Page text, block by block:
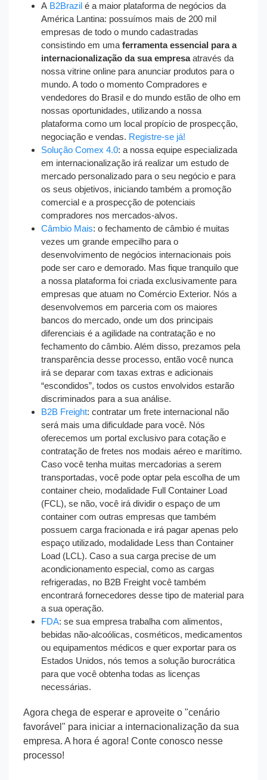
A B2Brazil é a maior plataforma de negócios da
América Lantina: possuímos mais de 200 mil
empresas de todo o mundo cadastradas
consistindo em uma ferramenta essencial para a
internacionalização da sua empresaatravés da
nossa vitrine online para anunciar produtos para o
mundo. A todo o momento Compradores e
vendedores do Brasil e do mundo estão de olho em
nossas oportunidades, utilizando a nossa
plataforma como um local propício de prospecção,
negociação e vendas. Registre-se já!
Solução Comex 4.0: a nossa equipe especializada
em internacionalização irá realizar um estudo de
mercado personalizado para o seu negócio e para
os seus objetivos, iniciando também a promoção
comercial e a prospecção de potenciais
compradores nos mercados-alvos.
Câmbio Mais: o fechamento de câmbio é muitas
vezes um grande empecilho para o
desenvolvimento de negócios internacionais pois
pode ser caro e demorado. Mas fique tranquilo que
a nossa plataforma foi criada exclusivamente para
empresas que atuam no Comércio Exterior. Nós a
desenvolvemos em parceria com os maiores
bancos do mercado, onde um dos principais
diferenciais é a agilidade na contratação e no
fechamento do câmbio. Além disso, prezamos pela
transparência desse processo, então você nunca
irá se deparar com taxas extras e adicionais
“escondidos”, todos os custos envolvidos estarão
discriminados para a sua análise.
B2B Freight: contratar um frete internacional não
será mais uma dificuldade para você. Nós
oferecemos um portal exclusivo para cotação e
contratação de fretes nos modais aéreo e marítimo.
Caso você tenha muitas mercadorias a serem
transportadas, você pode optar pela escolha de um
container cheio, modalidade Full Container Load
(FCL), se não, você irá dividir o espaço de um
container com outras empresas que também
possuem carga fracionada e irá pagar apenas pelo
espaço utilizado, modalidade Less than Container
Load (LCL). Caso a sua carga precise de um
acondicionamento especial, como as cargas
refrigeradas, no B2B Freight você também
encontrará fornecedores desse tipo de material para
a sua operação.
FDA: se sua empresa trabalha com alimentos,
bebidas não-alcoólicas, cosméticos, medicamentos
ou equipamentos médicos e quer exportar para os
Estados Unidos, nós temos a solução burocrática
para que você obtenha todas as licenças
necessárias.
Agora chega de esperar e aproveite o "cenário
favorável" para iniciar a internacionalização da sua
empresa. A hora é agora! Conte conosco nesse
processo!